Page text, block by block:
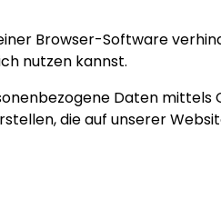
Browser-Software
nutzen kannst.
Daten mittels
die auf unserer